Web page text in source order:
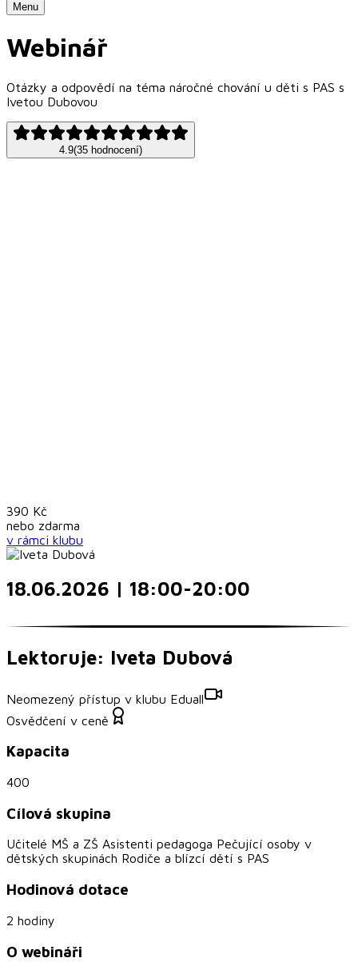
Menu
Webinář
Otázky a odpovědí na téma náročné chování u děti s PAS s
Ivetou Dubovou
4.9(35 hodnocení)
390 Kč
nebo zdarma
v rámci klubu
18.06.2026 | 18:00-20:00
Lektoruje: Iveta Dubová
Neomezený přístup v klubu Eduall
Osvědčení v ceně
Kapacita
400
Cílová skupina
Učitelé MŠ a ZŠ Asistenti pedagoga Pečující osoby v
dětských skupinách Rodiče a blízcí dětí s PAS
Hodinová dotace
2 hodiny
O webináři